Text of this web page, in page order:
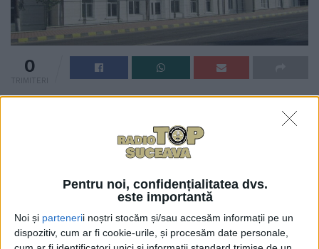
Pentru noi, confidențialitatea dvs.
este importantă
Noi și partenerii noștri stocăm și/sau accesăm informații pe un
dispozitiv, cum ar fi cookie-urile, și procesăm date personale,
0
TRIMITERI
la Spitalul Județean Suceava va fi funcțional, cel mai
probabil, de la jumătatea săptămînii viitoare.
Managerul Spitalului Județean, medicul cardiolog
Alexandru Calancea, a spus că pacienții testați
pozitiv vor fi consultați de medici și asistenți de la
secțiile Spitalului Vechi, adică Infecțioase,
Pneumologie, Dermatologie și Geriatrie. Persoanele